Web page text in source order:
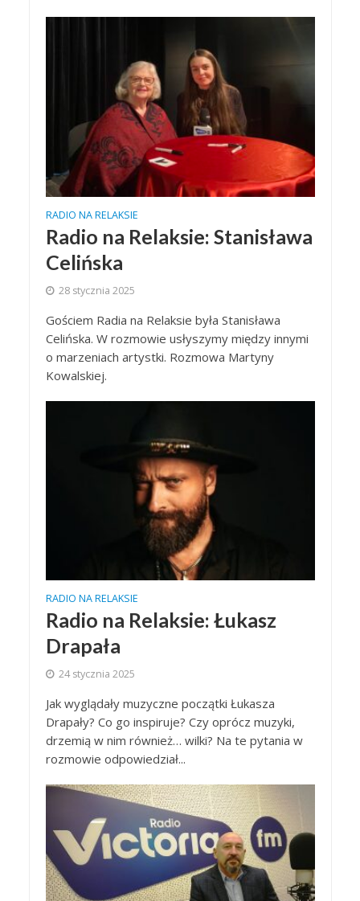
RADIO NA RELAKSIE
Radio na Relaksie: Stanisława
Celińska
28 stycznia 2025
Gościem Radia na Relaksie była Stanisława
Celińska. W rozmowie usłyszymy między innymi
o marzeniach artystki. Rozmowa Martyny
Kowalskiej.
RADIO NA RELAKSIE
Radio na Relaksie: Łukasz
Drapała
24 stycznia 2025
Jak wyglądały muzyczne początki Łukasza
Drapały? Co go inspiruje? Czy oprócz muzyki,
drzemią w nim również… wilki? Na te pytania w
rozmowie odpowiedział...